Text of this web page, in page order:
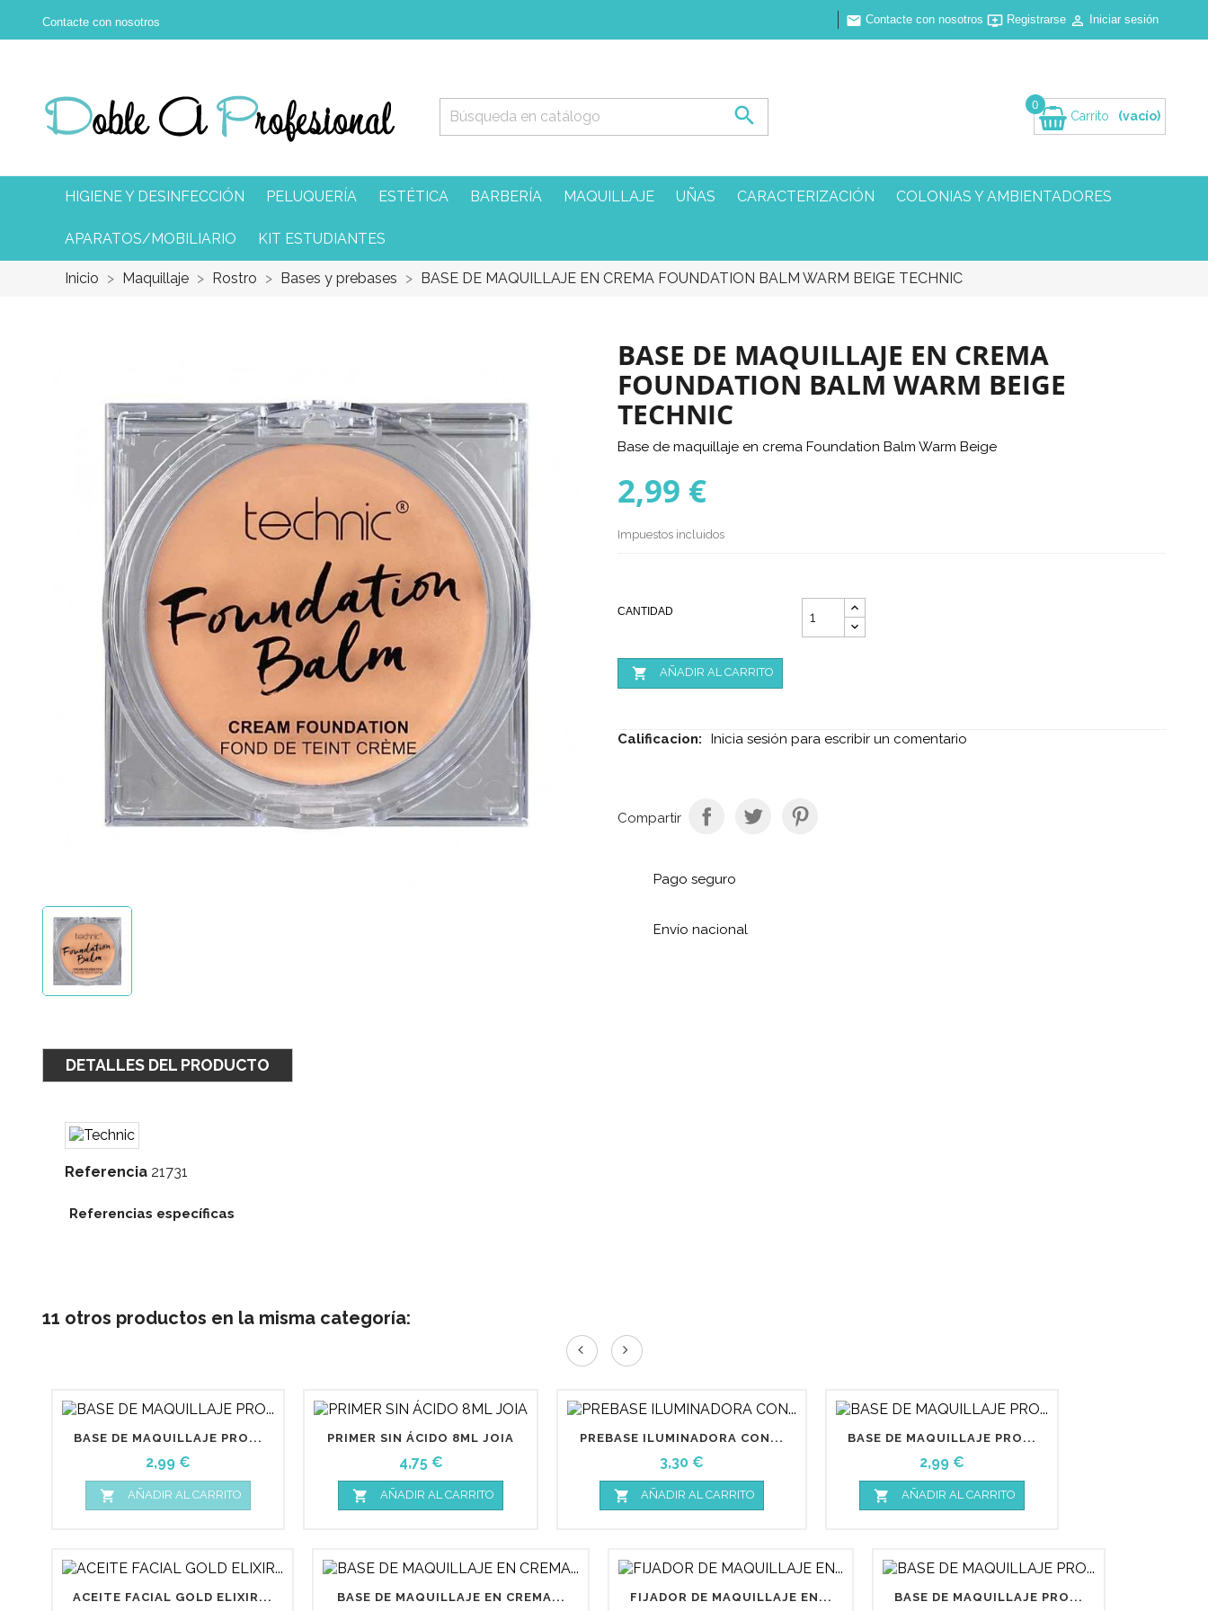
Contacte con nosotros  Contacte con nosotros Registrarse  Iniciar sesión
 Carrito
0
(vacío)
HIGIENE Y DESINFECCIÓN PELUQUERÍA ESTÉTICA BARBERÍA MAQUILLAJE UÑAS CARACTERIZACIÓN COLONIAS Y AMBIENTADORES
APARATOS/MOBILIARIO KIT ESTUDIANTES
Inicio Maquillaje Rostro Bases y prebases BASE DE MAQUILLAJE EN CREMA FOUNDATION BALM WARM BEIGE TECHNIC
BASE DE MAQUILLAJE EN CREMA
FOUNDATION BALM WARM BEIGE
TECHNIC
Base de maquillaje en crema Foundation Balm Warm Beige
2,99 €
Impuestos incluidos
CANTIDAD
 AÑADIR AL CARRITO
Calificacion: Inicia sesión para escribir un comentario
Compartir
Pago seguro
Envío nacional
DETALLES DEL PRODUCTO
Referencia 21731
Referencias específicas
11 otros productos en la misma categoría:
BASE DE MAQUILLAJE PRO...
Precio
2,99 €
 AÑADIR AL CARRITO
PRIMER SIN ÁCIDO 8ML JOIA
Precio
4,75 €
 AÑADIR AL CARRITO
PREBASE ILUMINADORA CON...
Precio
3,30 €
 AÑADIR AL CARRITO
BASE DE MAQUILLAJE PRO...
Precio
2,99 €
 AÑADIR AL CARRITO
ACEITE FACIAL GOLD ELIXIR... BASE DE MAQUILLAJE EN CREMA... FIJADOR DE MAQUILLAJE EN... BASE DE MAQUILLAJE PRO...